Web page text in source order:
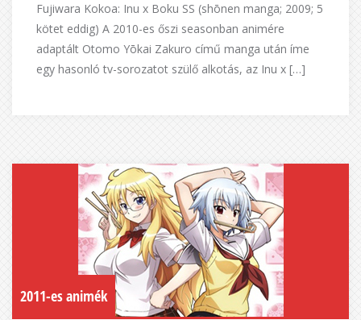
Fujiwara Kokoa: Inu x Boku SS (shōnen manga; 2009; 5
kötet eddig) A 2010-es őszi seasonban animére
adaptált Otomo Yōkai Zakuro című manga után íme
egy hasonló tv-sorozatot szülő alkotás, az Inu x […]
2011-es animék